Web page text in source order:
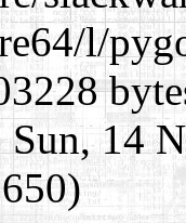
l/
Sun, 14